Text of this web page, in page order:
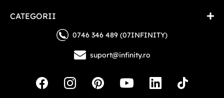
CATEGORII
0746 346 489 (07INFINITY)
suport@infinity.ro